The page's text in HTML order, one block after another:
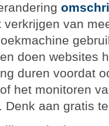
verkrijgen van
doen websites
duren voordat
het monitoren
Denk aan gratis